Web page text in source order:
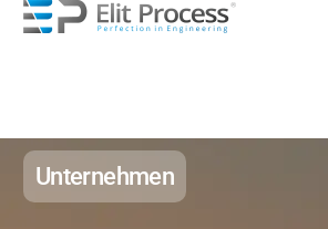
Unternehmen